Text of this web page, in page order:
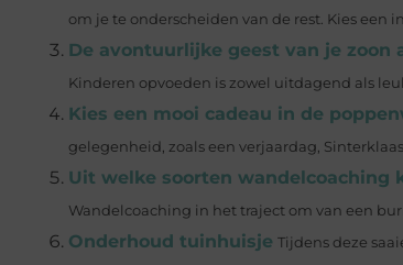
om je te onderscheiden van de rest. Kies een
De avontuurlijke geest van je zoon
Kinderen opvoeden is zowel uitdagend als
Kies een mooi cadeau in de
gelegenheid, zoals een verjaardag,
Uit welke soorten wandelcoaching
Wandelcoaching in het traject om van een
Onderhoud tuinhuisje Tijdens deze